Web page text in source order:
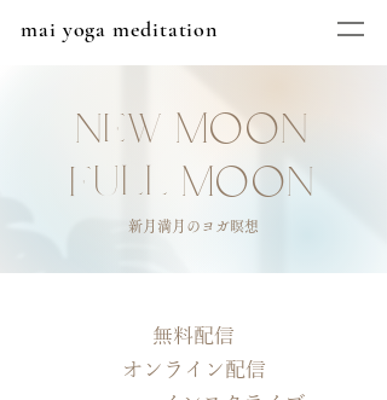
mai yoga meditation
NEW MOON
FULL MOON
新月満月のヨガ瞑想
無料配信
オンライン配信